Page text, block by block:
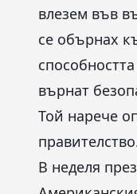
влезем във
се обърнах
върнат
Той нарече
В неделя